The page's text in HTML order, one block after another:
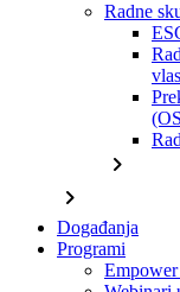
Radne
chevron_right
chevron_right
Događanja
Programi